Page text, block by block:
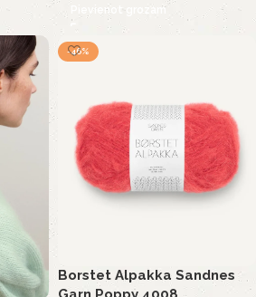
Pievienot grozam
-46%
Borstet Alpakka Sandnes